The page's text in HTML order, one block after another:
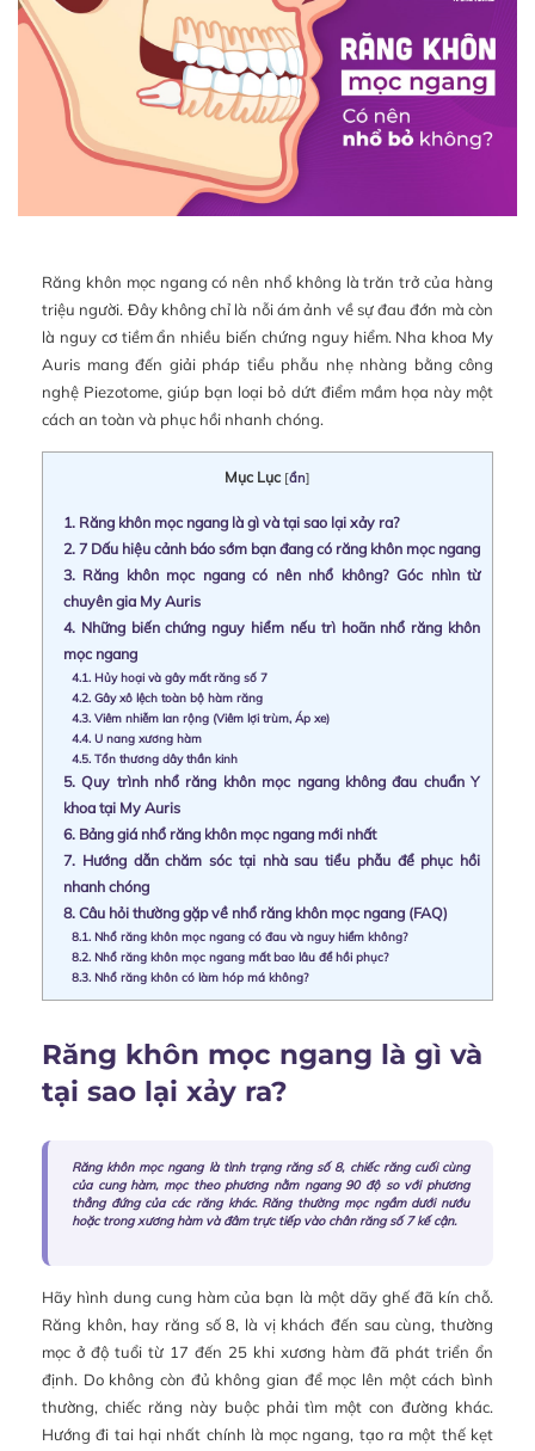
Răng khôn mọc ngang có nên nhổ không là trăn trở của hàng
triệu người. Đây không chỉ là nỗi ám ảnh về sự đau đớn mà còn
là nguy cơ tiềm ẩn nhiều biến chứng nguy hiểm. Nha khoa My
Auris mang đến giải pháp tiểu phẫu nhẹ nhàng bằng công
nghệ Piezotome, giúp bạn loại bỏ dứt điểm mầm họa này một
cách an toàn và phục hồi nhanh chóng.
Mục Lục [ẩn]
1. Răng khôn mọc ngang là gì và tại sao lại xảy ra?
2. 7 Dấu hiệu cảnh báo sớm bạn đang có răng khôn mọc ngang
3. Răng khôn mọc ngang có nên nhổ không? Góc nhìn từ
chuyên gia My Auris
4. Những biến chứng nguy hiểm nếu trì hoãn nhổ răng khôn
mọc ngang
4.1. Hủy hoại và gây mất răng số 7
4.2. Gây xô lệch toàn bộ hàm răng
4.3. Viêm nhiễm lan rộng (Viêm lợi trùm, Áp xe)
4.4. U nang xương hàm
4.5. Tổn thương dây thần kinh
5. Quy trình nhổ răng khôn mọc ngang không đau chuẩn Y
khoa tại My Auris
6. Bảng giá nhổ răng khôn mọc ngang mới nhất
7. Hướng dẫn chăm sóc tại nhà sau tiểu phẫu để phục hồi
nhanh chóng
8. Câu hỏi thường gặp về nhổ răng khôn mọc ngang (FAQ)
8.1. Nhổ răng khôn mọc ngang có đau và nguy hiểm không?
8.2. Nhổ răng khôn mọc ngang mất bao lâu để hồi phục?
8.3. Nhổ răng khôn có làm hóp má không?
Răng khôn mọc ngang là gì và
tại sao lại xảy ra?
Răng khôn mọc ngang là tình trạng răng số 8, chiếc răng cuối cùng
của cung hàm, mọc theo phương nằm ngang 90 độ so với phương
thẳng đứng của các răng khác. Răng thường mọc ngầm dưới nướu
hoặc trong xương hàm và đâm trực tiếp vào chân răng số 7 kế cận.
Hãy hình dung cung hàm của bạn là một dãy ghế đã kín chỗ.
Răng khôn, hay răng số 8, là vị khách đến sau cùng, thường
mọc ở độ tuổi từ 17 đến 25 khi xương hàm đã phát triển ổn
định. Do không còn đủ không gian để mọc lên một cách bình
thường, chiếc răng này buộc phải tìm một con đường khác.
Hướng đi tai hại nhất chính là mọc ngang, tạo ra một thế kẹt